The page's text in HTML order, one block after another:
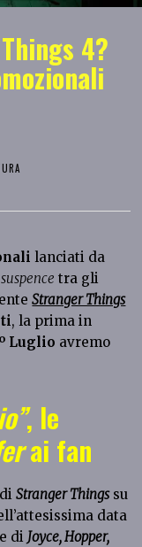
4?
lanciati da
suspence tra gli
Stranger Things
, la prima in
Luglio avremo
, le
ai fan
diStranger Thingssu
data
di Joyce, Hopper,